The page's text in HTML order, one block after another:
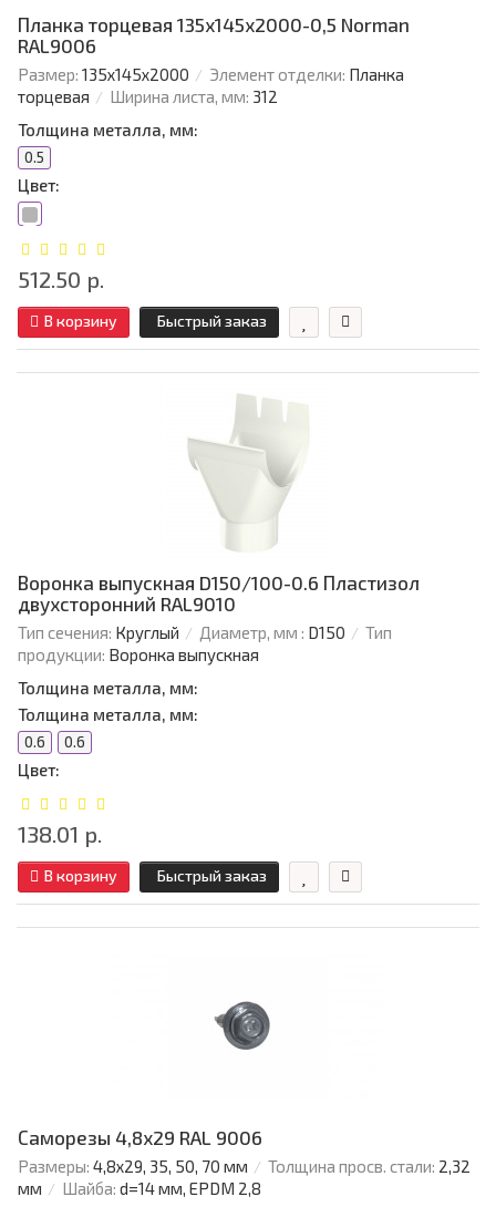
Планка торцевая 135х145х2000-0,5 Norman
RAL9006
Размер: 135х145х2000 Элемент отделки: Планка
торцевая
Ширина листа, мм: 312
Толщина металла, мм:
0.5
Цвет:
512.50 р.
В корзину Быстрый заказ
Воронка выпускная D150/100-0.6 Пластизол
двухсторонний RAL9010
Тип сечения: Круглый Диаметр, мм : D150
Тип
продукции: Воронка выпускная
Толщина металла, мм:
Толщина металла, мм:
0.6 0.6
Цвет:
138.01 р.
В корзину Быстрый заказ
Саморезы 4,8х29 RAL 9006
Размеры: 4,8х29, 35, 50, 70 мм Толщина просв. стали: 2,32
мм
Шайба: d=14 мм, EPDM 2,8